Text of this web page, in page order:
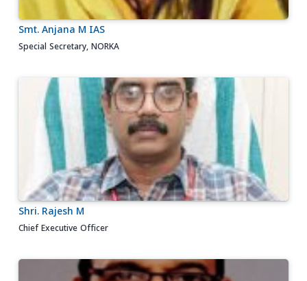
Smt. Anjana M IAS
Special Secretary, NORKA
Shri. Rajesh M
Chief Executive Officer